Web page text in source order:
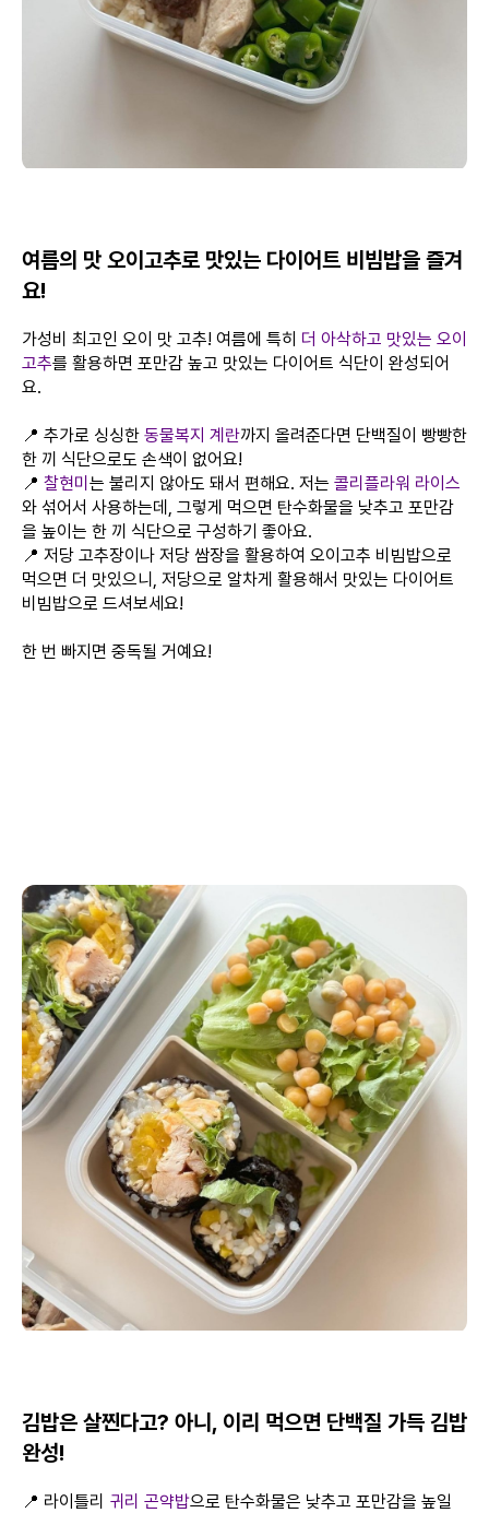
여름의 맛 오이고추로 맛있는 다이어트 비빔밥을 즐겨
요!
가성비 최고인 오이 맛 고추! 여름에 특히 더 아삭하고 맛있는 오이
고추를 활용하면 포만감 높고 맛있는 다이어트 식단이 완성되어
요.
📍 추가로 싱싱한 동물복지 계란까지 올려준다면 단백질이 빵빵한
한 끼 식단으로도 손색이 없어요!
📍 찰현미 는 불리지 않아도 돼서 편해요. 저는 콜리플라워 라이스
와 섞어서 사용하는데, 그렇게 먹으면 탄수화물을 낮추고 포만감
을 높이는 한 끼 식단으로 구성하기 좋아요.
📍 저당 고추장이나 저당 쌈장을 활용하여 오이고추 비빔밥으로
먹으면 더 맛있으니, 저당으로 알차게 활용해서 맛있는 다이어트
비빔밥으로 드셔보세요!
한 번 빠지면 중독될 거예요!
김밥은 살찐다고? 아니, 이리 먹으면 단백질 가득 김밥
완성!
📍 라이틀리 귀리 곤약밥으로 탄수화물은 낮추고 포만감을 높일